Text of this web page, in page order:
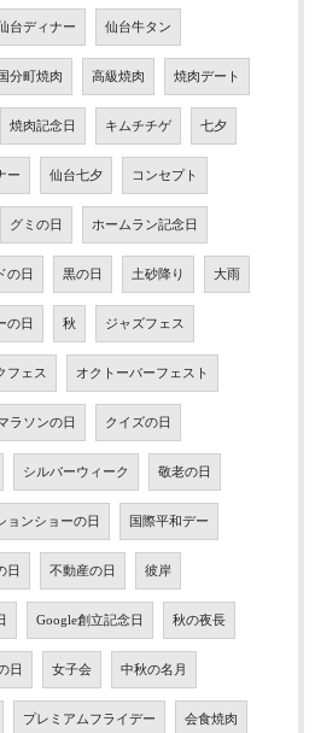
台ディナー 仙台牛タン
国分町焼肉 高級焼肉 焼肉デート
焼肉記念日 キムチチゲ 七夕
ー 仙台七夕 コンセプト
グミの日 ホームラン記念日
の日 黒の日 土砂降り 大雨
の日 秋 ジャズフェス
フェス オクトーバーフェスト
ラソンの日 クイズの日
シルバーウィーク 敬老の日
ョンショーの日 国際平和デー
日 不動産の日 彼岸
Google創立記念日 秋の夜長
日 女子会 中秋の名月
プレミアムフライデー 会食焼肉